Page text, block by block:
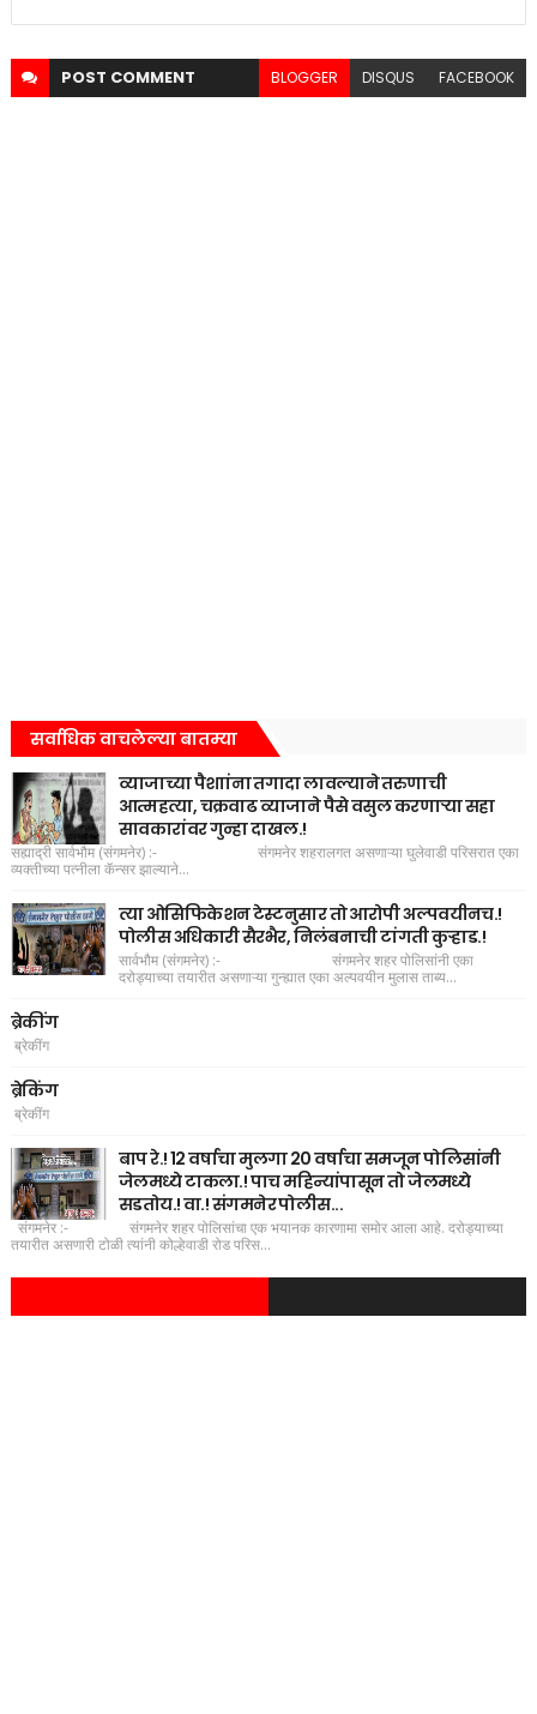
POST COMMENT BLOGGER DISQUS FACEBOOK
सर्वाधिक वाचलेल्या बातम्या
व्याजाच्या पैशाांना तगादा लावल्याने तरुणाची
आत्महत्या, चक्रवाढ व्याजाने पैसे वसुल करणाऱ्या सहा
सावकारांवर गुन्हा दाखल.!
सह्याद्री सार्वभौम (संगमनेर) :- संगमनेर शहरालगत असणाऱ्या घुलेवाडी परिसरात एका
व्यक्तीच्या पत्नीला कॅन्सर झाल्याने...
त्या ओसिफिकेशन टेस्टनुसार तो आरोपी अल्पवयीनच.!
पोलीस अधिकारी सैरभैर, निलंबनाची टांगती कुऱ्हाड.!
सार्वभौम (संगमनेर) :- संगमनेर शहर पोलिसांनी एका
दरोड्याच्या तयारीत असणाऱ्या गुन्ह्यात एका अल्पवयीन मुलास ताब्य...
ब्रेकींग
ब्रेकींग
ब्रेकिंग
ब्रेकींग
बाप रे.! 12 वर्षाचा मुलगा 20 वर्षाचा समजून पोलिसांनी
जेलमध्ये टाकला.! पाच महिन्यांपासून तो जेलमध्ये
सडतोय.! वा.! संगमनेर पोलीस...
संगमनेर :- संगमनेर शहर पोलिसांचा एक भयानक कारणामा समोर आला आहे. दरोड्याच्या
तयारीत असणारी टोळी त्यांनी कोल्हेवाडी रोड परिस...